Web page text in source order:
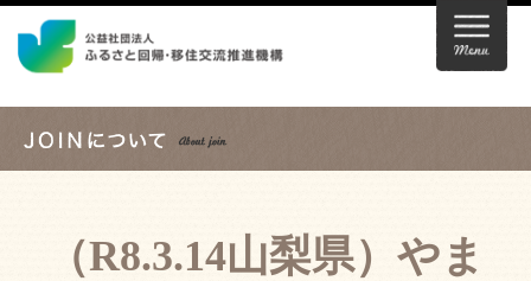
（R8.3.14山梨県）やま